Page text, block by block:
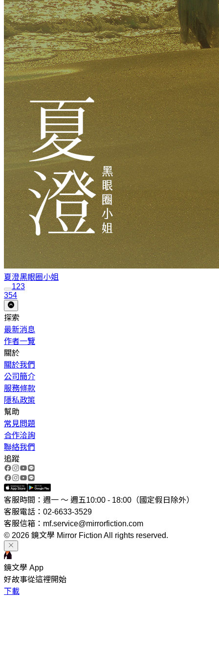
夏澄黑眼圈小姐
123
354
探索
最新消息
作者一覽
關於
關於我們
公司簡介
服務條款
隱私政策
幫助
常見問題
合作洽詢
聯絡我們
追蹤
客服時間：週一 ～ 週五10:00 - 18:00（國定假日除外）
客服電話：02-6633-3529
客服信箱：mf.service@mirrorfiction.com
© 2026 鏡文學 Mirror Fiction All rights reserved.
鏡文學 App
好故事從這裡開始
下載